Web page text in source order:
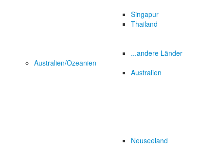
Singapur
Thailand
...andere Länder
Australien/Ozeanien
Australien
Neuseeland